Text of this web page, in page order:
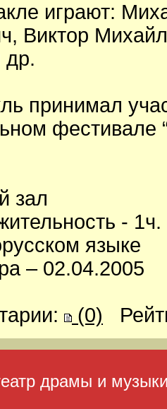
играют:
Виктор
др.
принимал
фестивале
зал
-
языке
– 02.04.2005
(0)
драмы и